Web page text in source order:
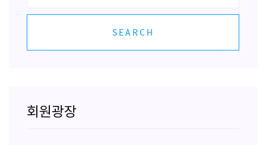
SEARCH
회원광장